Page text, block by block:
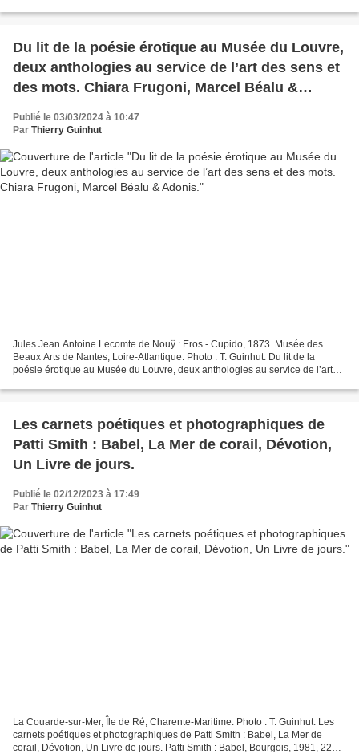
Du lit de la poésie érotique au Musée du Louvre,
deux anthologies au service de l’art des sens et
des mots. Chiara Frugoni, Marcel Béalu &
Publié le 03/03/2024 à 10:47
Par Thierry Guinhut
Jules Jean Antoine Lecomte de Nouÿ : Eros - Cupido, 1873. Musée des
Beaux Arts de Nantes, Loire-Atlantique. Photo : T. Guinhut. Du lit de la
poésie érotique au Musée du Louvre, deux anthologies au service de l’art
Les carnets poétiques et photographiques de
Patti Smith : Babel, La Mer de corail, Dévotion,
Un Livre de jours.
Publié le 02/12/2023 à 17:49
Par Thierry Guinhut
La Couarde-sur-Mer, Île de Ré, Charente-Maritime. Photo : T. Guinhut. Les
carnets poétiques et photographiques de Patti Smith : Babel, La Mer de
corail, Dévotion, Un Livre de jours. Patti Smith : Babel, Bourgois, 1981, 226